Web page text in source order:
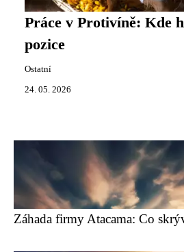
Práce v Protivíně: Kde
pozice
Ostatní
24. 05. 2026
Záhada firmy Atacama: Co